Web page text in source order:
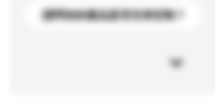
請問你的產品是否支持定制？